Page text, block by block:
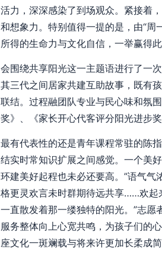
活力，深深感染了到场观众。紧接着
和想象力。特别值得一提的是，由“
所得的生命力与文化自信，一举赢得
会围绕共享阳光这一主题语进行了一
其三代之间居家共建互助故事，既有
联结。过程融团队专业与民心味和氛
奖》、《家长开心代客评分阳光进步
最有代表性的还是青年课程常驻的陈
结实时常知识扩展之间感觉。一个美
环建美好起程也未必还要高。”语气
格更灵欢言未时群期待远共享……欢起
一直散发着那一缕独特的阳光。”志愿
服务整体向上心宽共鸣，为孩子们的
座文化一斑斓载与将来许更加长柔成